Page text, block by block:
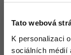
Tato webová
K personalizaci
sociálních médií
SEO
Pro
Nahoru